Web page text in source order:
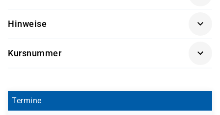
Grundkenntnisse in PL/SQL und Triggern sind
empfohlen.
Oracle Datenbanken im Produktionsbetrieb absichern
Hinweise
Kursnummer
Termine